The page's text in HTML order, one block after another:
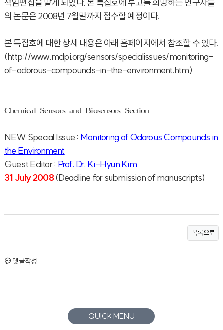
책임편집을 맡게 되었다. 본 특집호에 투고를 희망하는 연구자들
의 논문은 2008년 7월말까지 접수할 예정이다.
본 특집호에 대한 상세 내용은 아래 홈페이지에서 참조할 수 있다.
(http://www.mdpi.org/sensors/specialissues/monitoring-
of-odorous-compounds-in-the-environment.htm)
Chemical Sensors and Biosensors Section
NEW Special Issue : Monitoring of Odorous Compounds in
the Environment
Guest Editor : Prof. Dr. Ki-Hyun Kim
31 July 2008(Deadline for submission of manuscripts)
목록으로
댓글작성
QUICK MENU